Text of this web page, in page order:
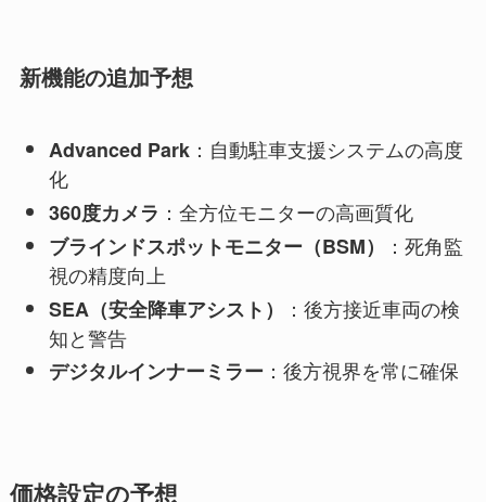
新機能の追加予想
Advanced Park：自動駐車支援システムの高度
化
360度カメラ ：全方位モニターの高画質化
ブラインドスポットモニター（BSM）
：死角監
視の精度向上
SEA（安全降車アシスト）
：後方接近車両の検
知と警告
デジタルインナーミラー ：後方視界を常に確保
価格設定の予想